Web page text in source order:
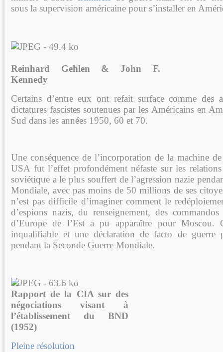
sous la supervision américaine pour s’installer en
Reinhard Gehlen & John F.
Kennedy
Certains d’entre eux ont refait surface comme des
dictatures fascistes soutenues par les Américains en
Sud dans les années 1950, 60 et 70.
Une conséquence de l’incorporation de la machine
USA fut l’effet profondément néfaste sur les
soviétique a le plus souffert de l’agression nazie
Mondiale, avec pas moins de 50 millions de ses
n’est pas difficile d’imaginer comment le
d’espions nazis, du renseignement, des
d’Europe de l’Est a pu apparaître pour Moscou.
inqualifiable et une déclaration de facto de guerre
pendant la Seconde Guerre Mondiale.
Rapport de la CIA sur des
négociations visant à
l’établissement du BND
(1952)
Pleine résolution